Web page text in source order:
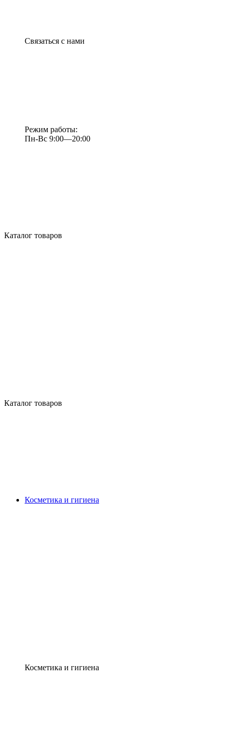
Связаться с нами
Режим работы:
Пн-Вс 9:00—20:00
Каталог товаров
Каталог товаров
Косметика и гигиена
Косметика и гигиена